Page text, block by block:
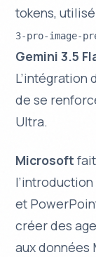
tokens,
3-pro-image-
Gemini 3.5
L’intégration
de se
Ultra.
Microsoft
l’introduction
et
créer des
aux données